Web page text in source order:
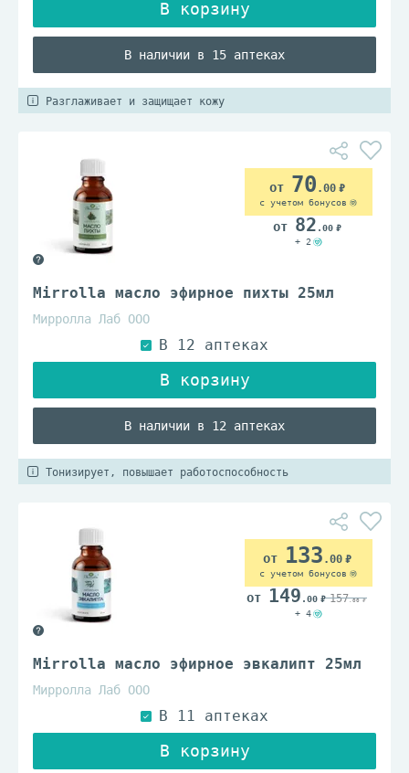
В наличии в 15 аптеках
Разглаживает и защищает кожу
Mirrolla масло эфирное пихты 25мл
Мирролла Лаб ООО
В наличии в 12 аптеках
70 .00
с учетом бонусов
82 .00
+ 2
Тонизирует, повышает работоспособность
Mirrolla масло эфирное эвкалипт 25мл
Мирролла Лаб ООО
133 .00
с учетом бонусов
149 .00 157.00
+ 4